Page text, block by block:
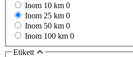
Inom 10 km 0
Inom 25 km 0
Inom 50 km 0
Inom 100 km 0
Etikett